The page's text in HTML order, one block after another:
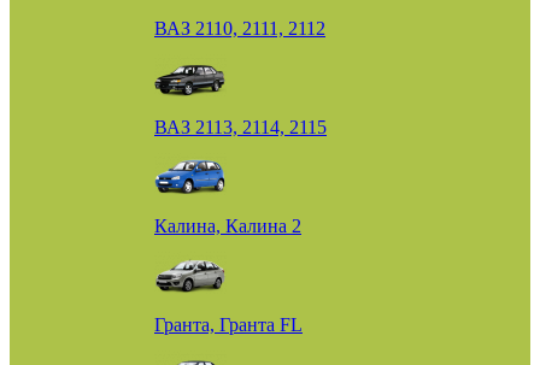
ВАЗ 2110, 2111, 2112
ВАЗ 2113, 2114, 2115
Калина, Калина 2
Гранта, Гранта FL